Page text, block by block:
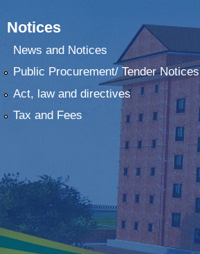
Notices
News and Notices
Public Procurement/ Tender Notices
Act, law and directives
Tax and Fees